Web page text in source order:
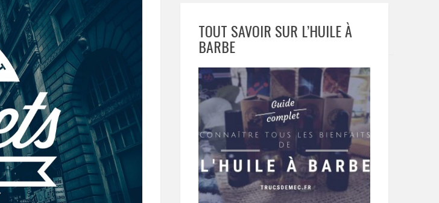
TOUT SAVOIR SUR L’HUILE À
BARBE